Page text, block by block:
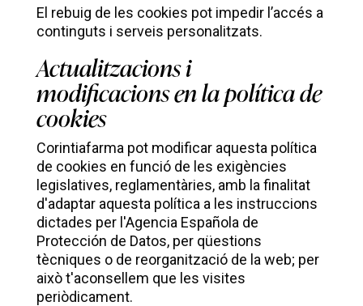
El rebuig de les cookies pot impedir l’accés a
continguts i serveis personalitzats.
Actualitzacions i
modificacions en la política de
cookies
Corintiafarma pot modificar aquesta política
de cookies en funció de les exigències
legislatives, reglamentàries, amb la finalitat
d'adaptar aquesta política a les instruccions
dictades per l'Agencia Española de
Protección de Datos, per qüestions
tècniques o de reorganització de la web; per
això t'aconsellem que les visites
periòdicament.